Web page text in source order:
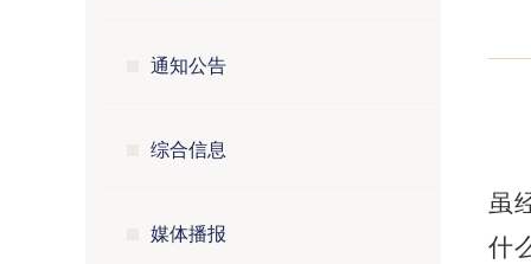
通知公告
综合信息
媒体播报
虽
什